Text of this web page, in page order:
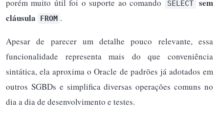
porém muito útil foi o suporte ao comando
SELECT
sem
cláusula
FROM .
Apesar de parecer um detalhe pouco relevante, essa
funcionalidade representa mais do que conveniência
sintática, ela aproxima o Oracle de padrões já adotados em
outros SGBDs e simplifica diversas operações comuns no
dia a dia de desenvolvimento e testes.